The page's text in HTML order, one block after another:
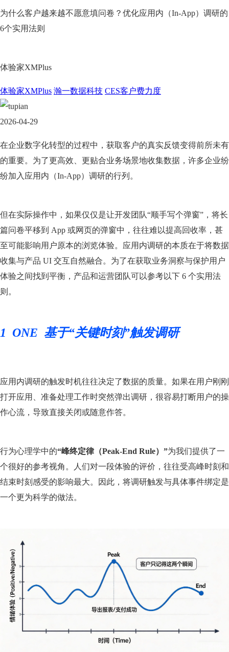
为什么客户越来越不愿意填问卷？优化应用内（In-App）调研的
6个实用法则
体验家XMPlus
体验家XMPlus 瀚一数据科技 CES客户费力度
2026-04-29
在企业数字化转型的过程中，获取客户的真实反馈变得前所未有
的重要。为了更高效、更贴合业务场景地收集数据，许多企业纷
纷加入应用内（In-App）调研的行列。
但在实际操作中，如果仅仅是让开发团队“顺手写个弹窗”，将长
篇问卷平移到 App 或网页的弹窗中，往往难以提高回收率，甚
至可能影响用户原本的浏览体验。应用内调研的本质在于将数据
收集与产品 UI 交互自然融合。为了在获取业务洞察与保护用户
体验之间找到平衡，产品和运营团队可以参考以下 6 个实用法
则。
1 ONE 基于“关键时刻”触发调研
应用内调研的触发时机往往决定了数据的质量。如果在用户刚刚
打开应用、准备处理工作时突然弹出调研，很容易打断用户的操
作心流，导致直接关闭或随意作答。
行为心理学中的“峰终定律（Peak-End Rule）”为我们提供了一
个很好的参考视角。人们对一段体验的评价，往往受高峰时刻和
结束时刻感受的影响最大。因此，将调研触发与具体事件绑定是
一个更为科学的做法。